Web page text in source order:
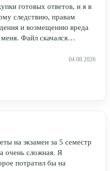
готовых ответов, и я в
следствию, правам
и возмещению вреда
Файл скачался…
04.08.2026
на экзамен за 5 семестр
очень сложная. Я
потратил бы на